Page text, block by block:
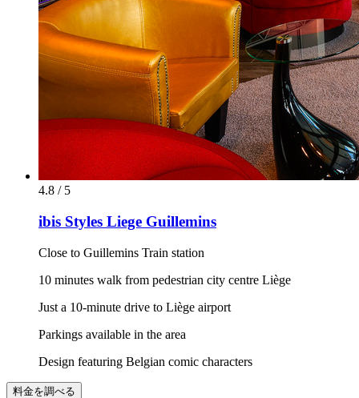
4.8 / 5
ibis Styles Liege Guillemins
Close to Guillemins Train station
10 minutes walk from pedestrian city centre Liège
Just a 10-minute drive to Liège airport
Parkings available in the area
Design featuring Belgian comic characters
料金を調べる